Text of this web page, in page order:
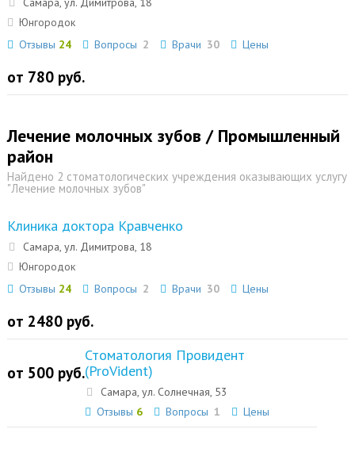
Юнгородок
Отзывы 24 Вопросы 2 Врачи 30 Цены
от 780 руб.
Лечение молочных зубов / Промышленный
район
Найдено 2 стоматологических учреждения оказывающих услугу
"Лечение молочных зубов"
Клиника доктора Кравченко
Самара, ул. Димитрова, 18
Юнгородок
Отзывы 24 Вопросы 2 Врачи 30 Цены
от 2480 руб.
Стоматология Провидент
(ProVident)
Самара, ул. Солнечная, 53
Отзывы 6 Вопросы 1 Цены
от 500 руб.